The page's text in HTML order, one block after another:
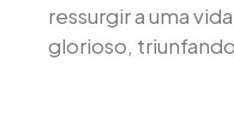
ressurgir a uma
glorioso,